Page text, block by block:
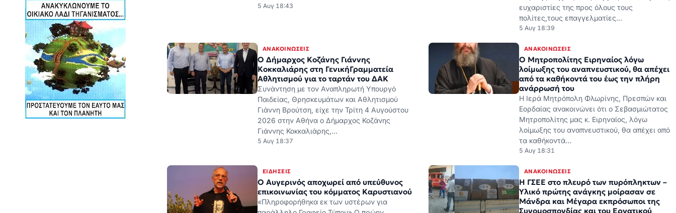
Ο Δήμαρχος Κοζάνης Γιάννης
Παιδείας, Θρησκευμάτων και Αθλητισμού
Γιάννη Βρούτση, είχε την Τρίτη 4 Αυγούστου
2026 στην Αθήνα ο Δήμαρχος Κοζάνης
Γιάννης Κοκκαλιάρης,…
5 Αυγ 18:37
Ο Μητροπολίτης Ειρηναίος λόγω
λοίμωξης του αναπνευστικού, θα απέχει
από τα καθήκοντά του έως την πλήρη
ανάρρωσή του
Εορδαίας ανακοινώνει ότι ο Σεβασμιώτατος
Μητροπολίτης μας κ. Ειρηναίος, λόγω
λοίμωξης του αναπνευστικού, θα απέχει από
τα καθήκοντά…
5 Αυγ 18:31
ΕΙΔΉΣΕΙΣ
Ο Αυγερινός αποχωρεί από υπεύθυνος
επικοινωνίας του κόμματος Καρυστιανού
εκπρόσωπος Τύπου του κινήματος «Ελπίδα
5 Αυγ 15:14
ΑΝΑΚΟΙΝΏΣΕΙΣ
H ΓΣΕΕ στο πλευρό των πυρόπληκτων –
Υλικό πρώτης ανάγκης μοίρασαν σε
Μάνδρα και Μέγαρα εκπρόσωποι της
Συνομοσπονδίας και του Εργατικού
H ΓΣΕΕ στο πλευρό των πυρόπληκτων
συμπολιτών μας – Υλικό πρώτης ανάγκης
μοίρασαν σε Μάνδρα και Μέγαρα
εκπρόσωποι της Συνομοσπονδίας και του